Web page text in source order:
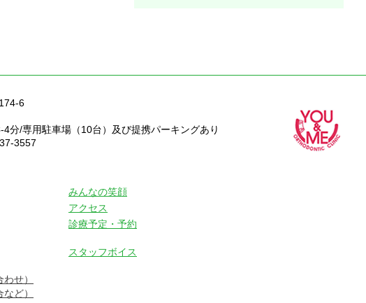
6
分/専用駐車場（10台）及び提携パーキングあり
3557
せ）
ど）
みんなの笑顔
アクセス
診療予定・予約
スタッフボイス